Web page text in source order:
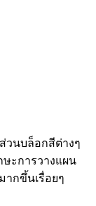
วนบล็อกสีต่างๆ
ะการวางแผน
ากขึ้นเรื่อยๆ